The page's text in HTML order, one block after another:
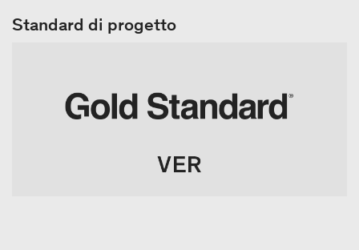
Standard di progetto